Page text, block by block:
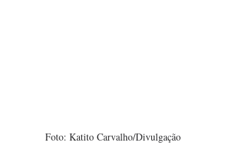
Foto: Katito Carvalho/Divulgação